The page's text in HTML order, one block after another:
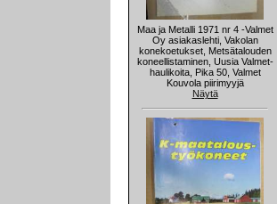
Maa ja Metalli 1971 nr 4 -Valmet
Oy asiakaslehti, Vakolan
konekoetukset, Metsätalouden
koneellistaminen, Uusia Valmet-
haulikoita, Pika 50, Valmet
Kouvola piirimyyjä
Näytä